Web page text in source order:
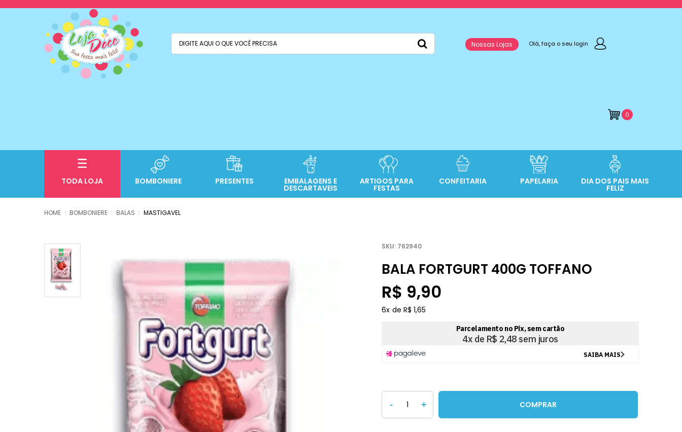
Nossas Lojas Olá, faça o seu login
0
TODA LOJA BOMBONIERE PRESENTES EMBALAGENS E
DESCARTAVEIS
ARTIGOS PARA
FESTAS
CONFEITARIA PAPELARIA DIA DOS PAIS MAIS
FELIZ
BOMBONIERE BALAS MASTIGAVEL
762940
BALA FORTGURT 400G TOFFANO
R$ 9,90
6x R$ 1,65
- + COMPRAR